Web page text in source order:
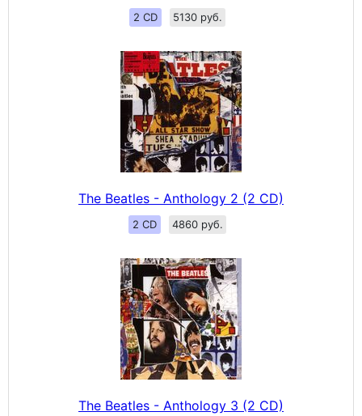
2 CD 5130 руб.
The Beatles - Anthology 2 (2 CD)
2 CD 4860 руб.
The Beatles - Anthology 3 (2 CD)